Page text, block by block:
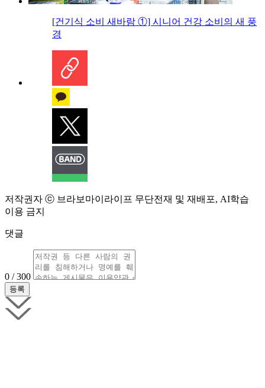
[건기식 소비 새바람 ①] 시니어 건강 소비의 새 풍
경
저작권자 ⓒ 브라보마이라이프 무단전재 및 재배포, AI학습
이용 금지
댓글
0 / 300